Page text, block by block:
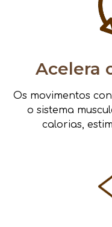
Acelera
Os movimentos
o sistema
calorias,